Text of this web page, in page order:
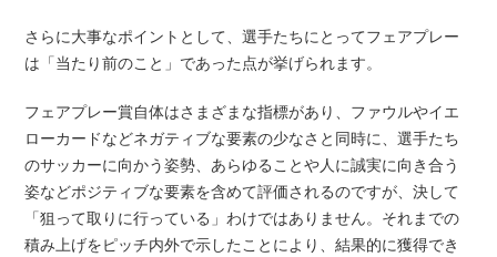
さらに大事なポイントとして、選手たちにとってフェアプレー
は「当たり前のこと」であった点が挙げられます。
フェアプレー賞自体はさまざまな指標があり、ファウルやイエ
ローカードなどネガティブな要素の少なさと同時に、選手たち
のサッカーに向かう姿勢、あらゆることや人に誠実に向き合う
姿などポジティブな要素を含めて評価されるのですが、決して
「狙って取りに行っている」わけではありません。それまでの
積み上げをピッチ内外で示したことにより、結果的に獲得でき